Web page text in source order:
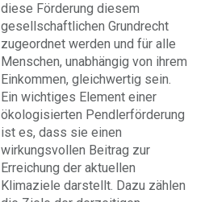
diese Förderung diesem
gesellschaftlichen Grundrecht
zugeordnet werden und für alle
Menschen, unabhängig von ihrem
Einkommen, gleichwertig sein.
Ein wichtiges Element einer
ökologisierten Pendlerförderung
ist es, dass sie einen
wirkungsvollen Beitrag zur
Erreichung der aktuellen
Klimaziele darstellt. Dazu zählen